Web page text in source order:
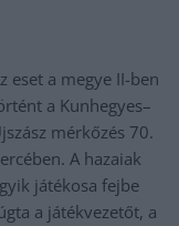
eset a megye II-ben
a Kunhegyes–
mérkőzés 70.
A hazaiak
játékosa fejbe
a játékvezetőt, a